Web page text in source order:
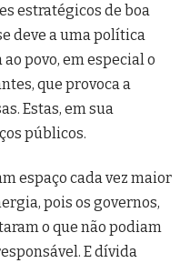
estratégicos de boa
deve a uma política
povo, em especial o
que provoca a
Estas, em sua
públicos.
espaço cada vez maior
pois os governos,
o que não podiam
E dívida